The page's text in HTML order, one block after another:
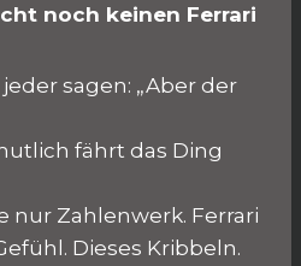
noch keinen Ferrari
sagen: „Aber der
fährt das Ding
nur Zahlenwerk. Ferrari
Dieses Kribbeln.